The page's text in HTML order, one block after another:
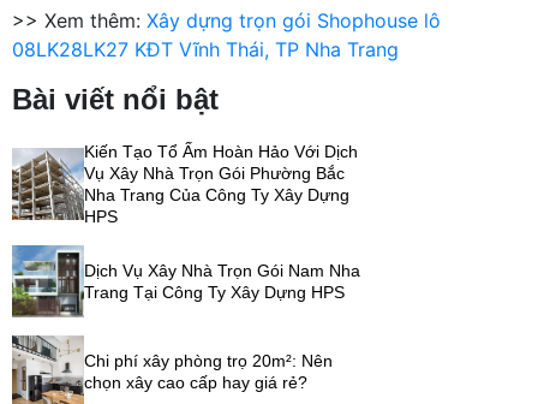
>> Xem thêm: Xây dựng trọn gói Shophouse lô
08LK28LK27 KĐT Vĩnh Thái, TP Nha Trang
Bài viết nổi bật
Kiến Tạo Tổ Ấm Hoàn Hảo Với Dịch
Vụ Xây Nhà Trọn Gói Phường Bắc
Nha Trang Của Công Ty Xây Dựng
HPS
Dịch Vụ Xây Nhà Trọn Gói Nam Nha
Trang Tại Công Ty Xây Dựng HPS
Chi phí xây phòng trọ 20m²: Nên
chọn xây cao cấp hay giá rẻ?